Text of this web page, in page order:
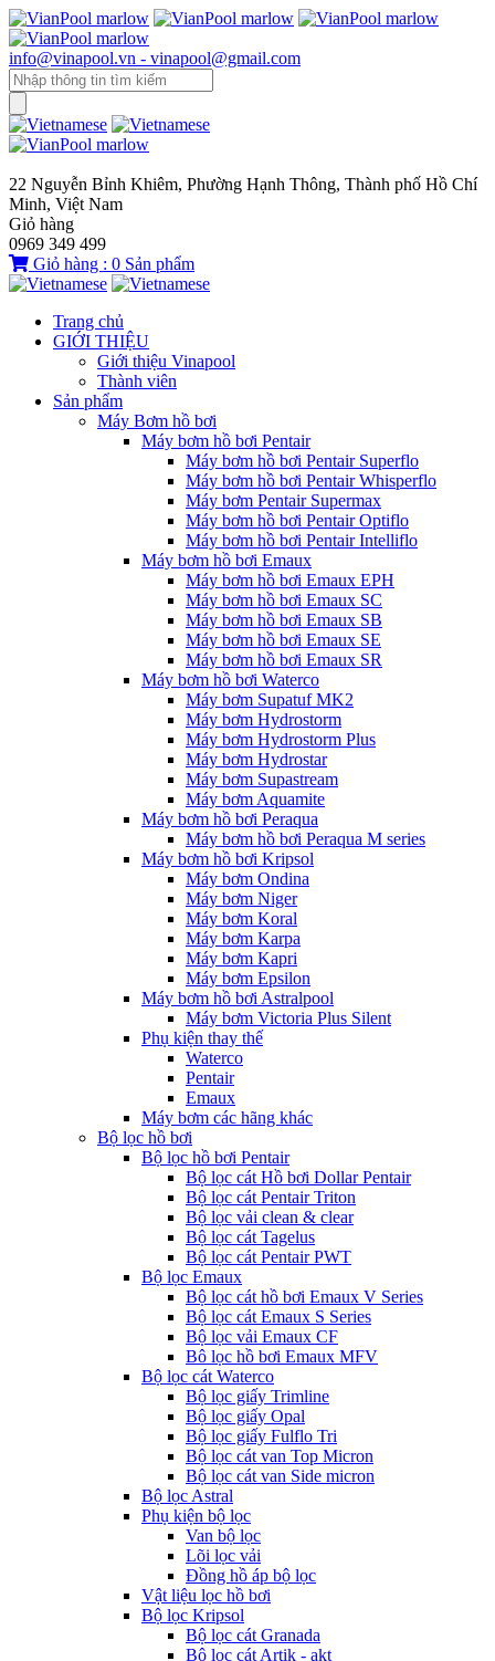
info@vinapool.vn - vinapool@gmail.com
22 Nguyễn Bỉnh Khiêm, Phường Hạnh Thông, Thành phố Hồ Chí
Minh, Việt Nam
Giỏ hàng
0969 349 499
Giỏ hàng : 0 Sản phẩm
Trang chủ
GIỚI THIỆU
Giới thiệu Vinapool
Thành viên
Sản phẩm
Máy Bơm hồ bơi
Máy bơm hồ bơi Pentair
Máy bơm hồ bơi Pentair Superflo
Máy bơm hồ bơi Pentair Whisperflo
Máy bơm Pentair Supermax
Máy bơm hồ bơi Pentair Optiflo
Máy bơm hồ bơi Pentair Intelliflo
Máy bơm hồ bơi Emaux
Máy bơm hồ bơi Emaux EPH
Máy bơm hồ bơi Emaux SC
Máy bơm hồ bơi Emaux SB
Máy bơm hồ bơi Emaux SE
Máy bơm hồ bơi Emaux SR
Máy bơm hồ bơi Waterco
Máy bơm Supatuf MK2
Máy bơm Hydrostorm
Máy bơm Hydrostorm Plus
Máy bơm Hydrostar
Máy bơm Supastream
Máy bơm Aquamite
Máy bơm hồ bơi Peraqua
Máy bơm hồ bơi Peraqua M series
Máy bơm hồ bơi Kripsol
Máy bơm Ondina
Máy bơm Niger
Máy bơm Koral
Máy bơm Karpa
Máy bơm Kapri
Máy bơm Epsilon
Máy bơm hồ bơi Astralpool
Máy bơm Victoria Plus Silent
Phụ kiện thay thế
Waterco
Pentair
Emaux
Máy bơm các hãng khác
Bộ lọc hồ bơi
Bộ lọc hồ bơi Pentair
Bộ lọc cát Hồ bơi Dollar Pentair
Bộ lọc cát Pentair Triton
Bộ lọc vải clean & clear
Bộ lọc cát Tagelus
Bộ lọc cát Pentair PWT
Bộ lọc Emaux
Bộ lọc cát hồ bơi Emaux V Series
Bộ lọc cát Emaux S Series
Bộ lọc vải Emaux CF
Bô lọc hồ bơi Emaux MFV
Bộ lọc cát Waterco
Bộ lọc giấy Trimline
Bộ lọc giấy Opal
Bộ lọc giấy Fulflo Tri
Bộ lọc cát van Top Micron
Bộ lọc cát van Side micron
Bộ lọc Astral
Phụ kiện bộ lọc
Van bộ lọc
Lõi lọc vải
Đồng hồ áp bộ lọc
Vật liệu lọc hồ bơi
Bộ lọc Kripsol
Bộ lọc cát Granada
Bộ lọc cát Artik - akt